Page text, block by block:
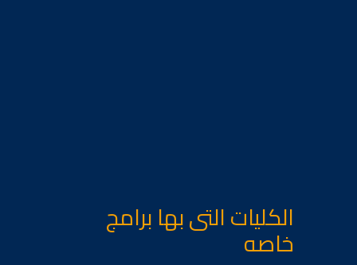
الكليات التى بها برامج
خاصه